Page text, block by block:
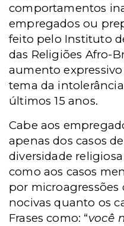
comportamentos
empregados ou
feito pelo Instituto
das Religiões Afro-
aumento
tema da
últimos 15 anos.
Cabe aos
apenas dos casos
diversidade
como aos casos
por microagressões
nocivas quanto os
Frases como: “você